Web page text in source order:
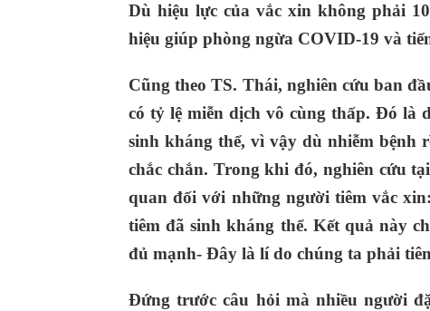
Dù hiệu lực của vắc xin không phải
hiệu giúp phòng ngừa COVID-19 và
Cũng theo TS. Thái, nghiên cứu ban
có tỷ lệ miễn dịch vô cùng thấp. Đó là
sinh kháng thể, vì vậy dù nhiễm bệnh
chắc chắn. Trong khi đó, nghiên cứu
quan đối với những người tiêm vắc
tiêm đã sinh kháng thể. Kết quả này
đủ mạnh- Đây là lí do chúng ta phải
Đứng trước câu hỏi mà nhiều người